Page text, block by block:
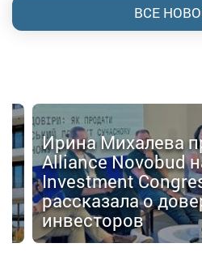
ВСЕ
Ирина Михалева
Alliance Novobud
Investment
рассказала о
инвесторов